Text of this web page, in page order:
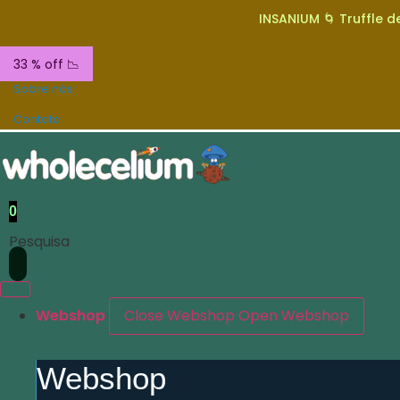
INSANIUM 🌀 Truffle
33 % off 📉
Sobre nós
Contato
0
Pesquisa
Webshop Close Webshop Open Webshop
Webshop